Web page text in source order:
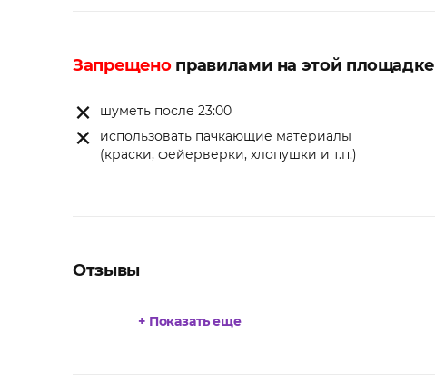
Запрещеноправилами на этой площадке
шуметь после 23:00
использовать пачкающие материалы
(краски, фейерверки, хлопушки и т.п.)
Отзывы
+ Показать еще